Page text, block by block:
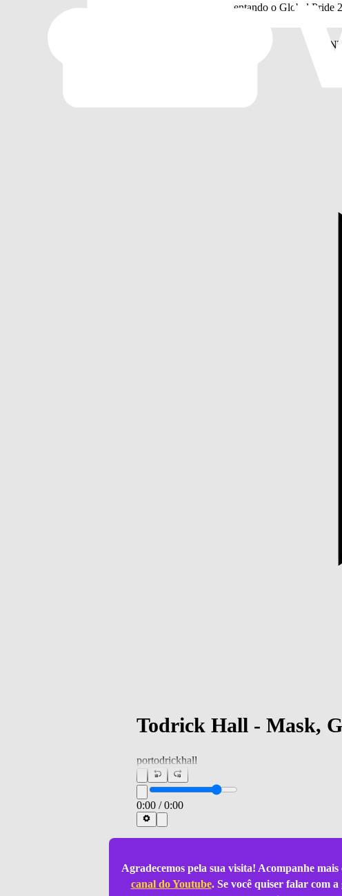
sucedido pelo artista apresentando o Global Pride
Todrick Hall - Mask,
portodrickhall
0:00 /0:00
Agradecemos pela sua visita! Acompanhe mais
canal do Youtube. Se você quiser falar com